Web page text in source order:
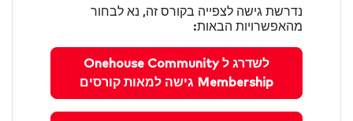
נדרשת גישה לצפייה בקורס זה, נא לבחור
מהאפשרויות הבאות:
לשדרג ל Onehouse Community
Membership גישה למאות קורסים